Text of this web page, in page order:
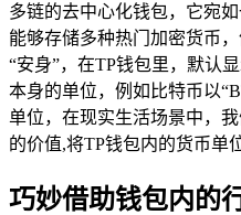
多链的去中心化钱包，它宛
能够存储多种热门加密货币
“安身”，在TP钱包里，默认
本身的单位，例如比特币以
单位，在现实生活场景中，
的价值,将TP钱包内的货币单
巧妙借助钱包内的